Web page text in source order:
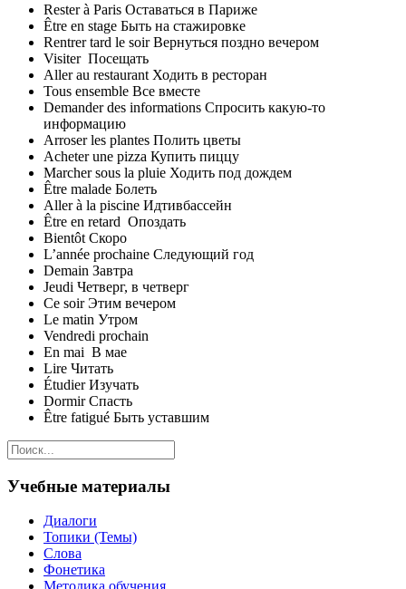
Rester à Paris Оставаться в Париже
Être en stage Быть на стажировке
Rentrer tard le soir Вернуться поздно вечером
Visiter Посещать
Aller au restaurant Ходить в ресторан
Tous ensemble Все вместе
Demander des informations Спросить какую-то
информацию
Arroser les plantes Полить цветы
Acheter une pizza Купить пиццу
Marcher sous la pluie Ходить под дождем
Être malade Болеть
Aller à la piscine Идтивбассейн
Être en retard Опоздать
Bientôt Скоро
L’année prochaine Следующий год
Demain Завтра
Jeudi Четверг, в четверг
Ce soir Этим вечером
Le matin Утром
Vendredi prochain
En mai В мае
Lire Читать
Étudier Изучать
Dormir Спасть
Être fatigué Быть уставшим
Учебные материалы
Диалоги
Топики (Темы)
Слова
Фонетика